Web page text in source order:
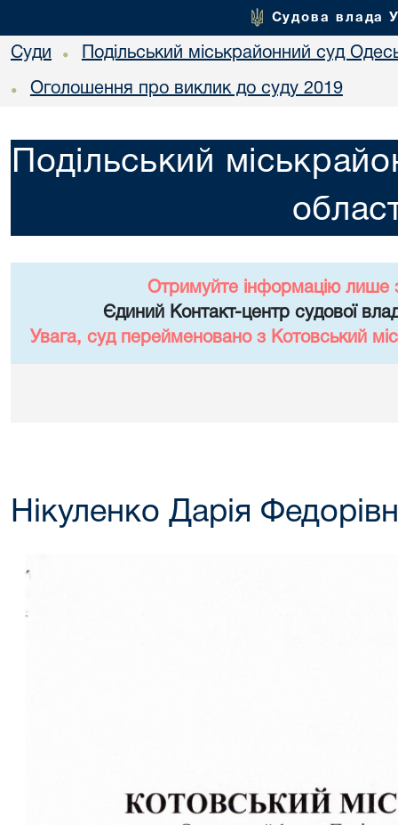
Судова влада
Суди • Подільський міськрайонний суд
• Оголошення про виклик до суду 2019
Подільський
Отримуйте інформацію лише
Єдиний Контакт-центр судової
Увага, суд перейменовано з Котовський
Нікуленко Дарія